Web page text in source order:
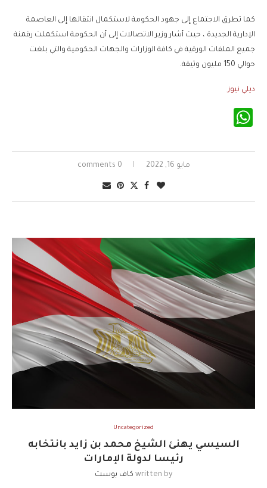
كما تطرق الاجتماع إلى جهود الحكومة لاستكمال انتقالها إلى العاصمة
الإدارية الجديدة ، حيث أشار وزير الاتصالات إلى أن الحكومة استكملت رقمنة
جميع الملفات الورقية في كافة الوزارات والجهات الحكومية والتي بلغت
حوالي 150 مليون وثيقة.
ديلي نيوز
مايو 16, 2022 0 comments
Uncategorized
السيسي يهنئ الشيخ محمد بن زايد بانتخابه
رئيسا لدولة الإمارات
written by كاف بوست